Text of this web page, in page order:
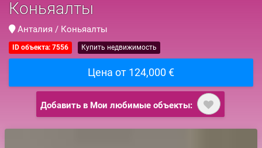
Коньяалты
Анталия / Коньяалты
ID объекта: 7556 Купить недвижимость
Цена от 124,000 €
Добавить в Мои любимые объекты: